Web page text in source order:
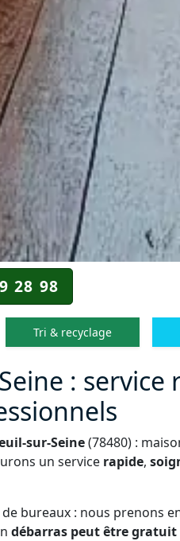
28 98
Tri & recyclage
: service
sur-Seine(78480) :
un service rapide,
bureaux : nous prenons
débarras peut être gratuit